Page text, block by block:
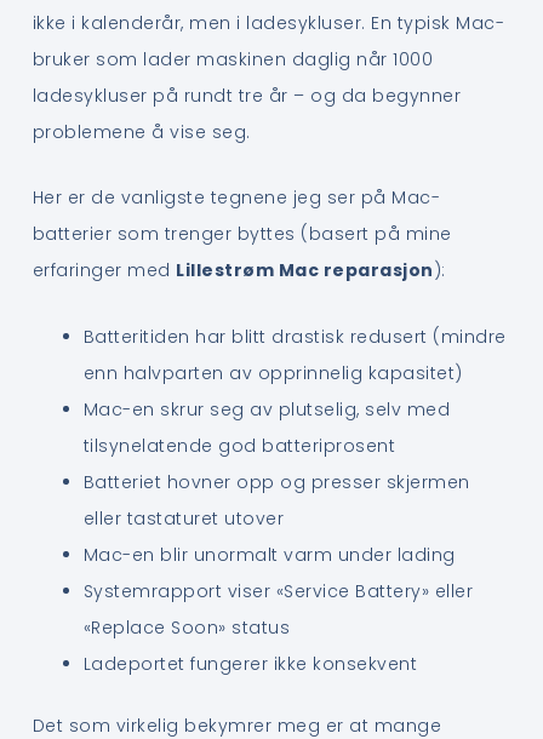
ikke i kalenderår, men i ladesykluser. En typisk Mac-
bruker som lader maskinen daglig når 1000
ladesykluser på rundt tre år – og da begynner
problemene å vise seg.
Her er de vanligste tegnene jeg ser på Mac-
batterier som trenger byttes (basert på mine
erfaringer med Lillestrøm Mac reparasjon ):
Batteritiden har blitt drastisk redusert (mindre
enn halvparten av opprinnelig kapasitet)
Mac-en skrur seg av plutselig, selv med
tilsynelatende god batteriprosent
Batteriet hovner opp og presser skjermen
eller tastaturet utover
Mac-en blir unormalt varm under lading
Systemrapport viser «Service Battery» eller
«Replace Soon» status
Ladeportet fungerer ikke konsekvent
Det som virkelig bekymrer meg er at mange